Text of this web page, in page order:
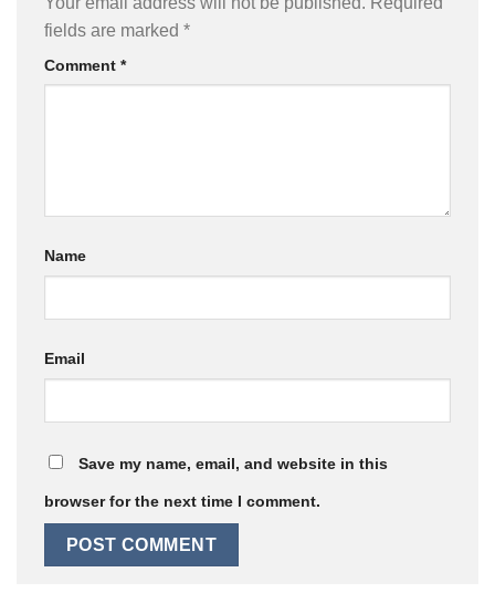
fields are marked *
Comment *
Name
Email
Save my name, email, and website in this
browser for the next time I comment.